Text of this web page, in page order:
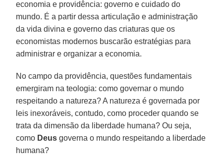
economia e providência: governo e cuidado do
mundo. É a partir dessa articulação e administração
da vida divina e governo das criaturas que os
economistas modernos buscarão estratégias para
administrar e organizar a economia.
No campo da providência, questões fundamentais
emergiram na teologia: como governar o mundo
respeitando a natureza? A natureza é governada por
leis inexoráveis, contudo, como proceder quando se
trata da dimensão da liberdade humana? Ou seja,
como Deus governa o mundo respeitando a liberdade
humana?